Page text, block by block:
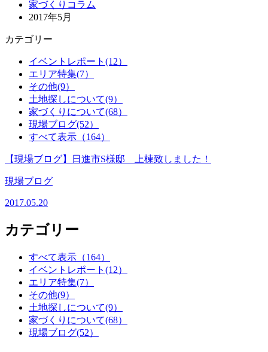
家づくりコラム
2017年5月
カテゴリー
イベントレポート(12）
エリア特集(7）
その他(9）
土地探しについて(9）
家づくりについて(68）
現場ブログ(52）
すべて表示（164）
【現場ブログ】日進市S様邸 上棟致しました！
現場ブログ
2017.05.20
カテゴリー
すべて表示（164）
イベントレポート(12）
エリア特集(7）
その他(9）
土地探しについて(9）
家づくりについて(68）
現場ブログ(52）